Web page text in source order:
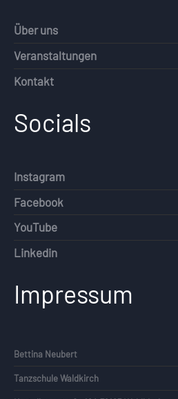
Über uns
Veranstaltungen
Kontakt
Socials
Instagram
Facebook
YouTube
Linkedin
Impressum
Bettina Neubert
Tanzschule Waldkirch